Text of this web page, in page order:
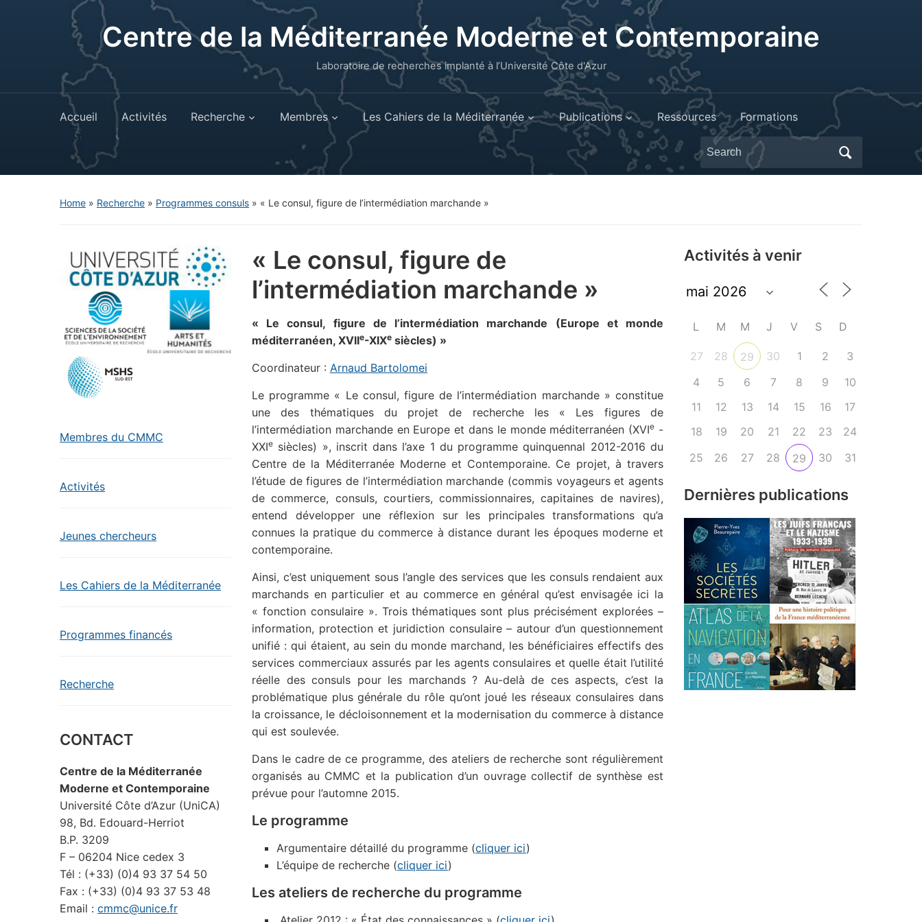
Centre de la Méditerranée Moderne et Contemporaine
Laboratoire de recherches implanté à l’Université Côte d'Azur
Accueil Activités Recherche Membres Les Cahiers de la Méditerranée Publications Ressources Formations
Search
for:
Home » Recherche » Programmes consuls » « Le consul, figure de l’intermédiation marchande »
Membres du CMMC
Activités
Jeunes chercheurs
Les Cahiers de la Méditerranée
Programmes financés
Recherche
CONTACT
Centre de la Méditerranée
Moderne et Contemporaine
Université Côte d’Azur (UniCA)
98, Bd. Edouard-Herriot
B.P. 3209
F – 06204 Nice cedex 3
Tél : (+33) (0)4 93 37 54 50
Fax : (+33) (0)4 93 37 53 48
Email : cmmc@unice.fr
« Le consul, figure de
l’intermédiation marchande »
« Le consul, figure de l’intermédiation marchande (Europe et monde
méditerranéen, XVIIe-XIXe siècles) »
Coordinateur : Arnaud Bartolomei
Le programme « Le consul, figure de l’intermédiation marchande » constitue
une des thématiques du projet de recherche les « Les figures de
l’intermédiation marchande en Europe et dans le monde méditerranéen (XVIe -
XXIe siècles) », inscrit dans l’axe 1 du programme quinquennal 2012-2016 du
Centre de la Méditerranée Moderne et Contemporaine. Ce projet, à travers
l’étude de figures de l’intermédiation marchande (commis voyageurs et agents
de commerce, consuls, courtiers, commissionnaires, capitaines de navires),
entend développer une réflexion sur les principales transformations qu’a
connues la pratique du commerce à distance durant les époques moderne et
contemporaine.
Ainsi, c’est uniquement sous l’angle des services que les consuls rendaient aux
marchands en particulier et au commerce en général qu’est envisagée ici la
« fonction consulaire ». Trois thématiques sont plus précisément explorées –
information, protection et juridiction consulaire – autour d’un questionnement
unifié : qui étaient, au sein du monde marchand, les bénéficiaires effectifs des
services commerciaux assurés par les agents consulaires et quelle était l’utilité
réelle des consuls pour les marchands ? Au-delà de ces aspects, c’est la
problématique plus générale du rôle qu’ont joué les réseaux consulaires dans
la croissance, le décloisonnement et la modernisation du commerce à distance
qui est soulevée.
Dans le cadre de ce programme, des ateliers de recherche sont régulièrement
organisés au CMMC et la publication d’un ouvrage collectif de synthèse est
prévue pour l’automne 2015.
Le programme
Argumentaire détaillé du programme (cliquer ici)
L’équipe de recherche (cliquer ici)
Les ateliers de recherche du programme
Activités à venir
L M M J V S D
27 28 29 30 1 2
3
4
5 6 7 8 9
10
11
12 13 14 15 16
17
18
19 20 21 22 23
24
25
26 27 28 29 30 31
Dernières publications